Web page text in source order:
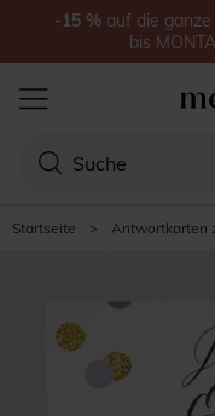
Startseite > Antwortkarten
-15 % auf die
bis